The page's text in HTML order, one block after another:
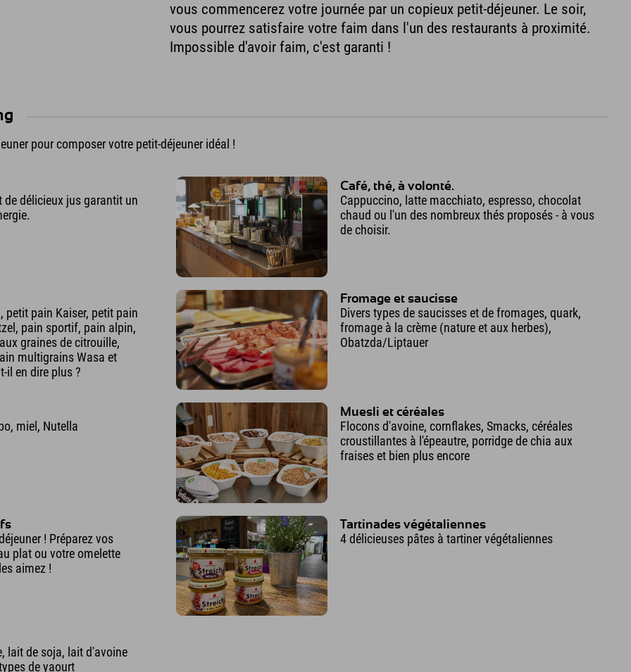
vous commencerez votre journée par un copieux petit-déjeuner. Le soir,
vous pourrez satisfaire votre faim dans l'un des restaurants à proximité.
Impossible d'avoir faim, c'est garanti !
pour composer votre petit-déjeuner idéal !
délicieux jus garantit un
Café, thé, à volonté.
Cappuccino, latte macchiato, espresso, chocolat
chaud ou l'un des nombreux thés proposés - à vous
de choisir.
petit pain Kaiser, petit pain
pain sportif, pain alpin,
graines de citrouille,
multigrains Wasa et
il en dire plus ?
Fromage et saucisse
Divers types de saucisses et de fromages, quark,
fromage à la crème (nature et aux herbes),
Obatzda/Liptauer
miel, Nutella
Muesli et céréales
Flocons d'avoine, cornflakes, Smacks, céréales
croustillantes à l'épeautre, porridge de chia aux
fraises et bien plus encore
! Préparez vos
plat ou votre omelette
aimez !
Tartinades végétaliennes
4 délicieuses pâtes à tartiner végétaliennes
lait de soja, lait d'avoine
de yaourt